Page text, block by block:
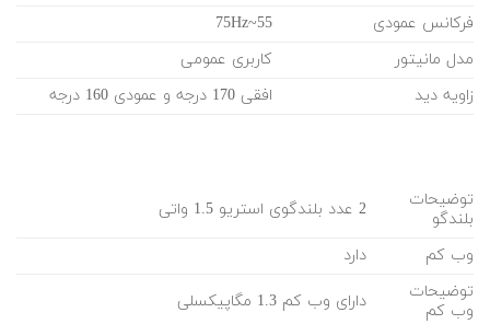
فرکانس عمودی
55~75Hz
مدل مانیتور
کاربری عمومی
زاویه دید
افقی 170 درجه و عمودی 160 درجه
توضیحات
بلندگو
2 عدد بلندگوی استریو 1.5 واتی
وب کم
دارد
توضیحات
وب کم
دارای وب کم 1.3 مگاپیکسلی